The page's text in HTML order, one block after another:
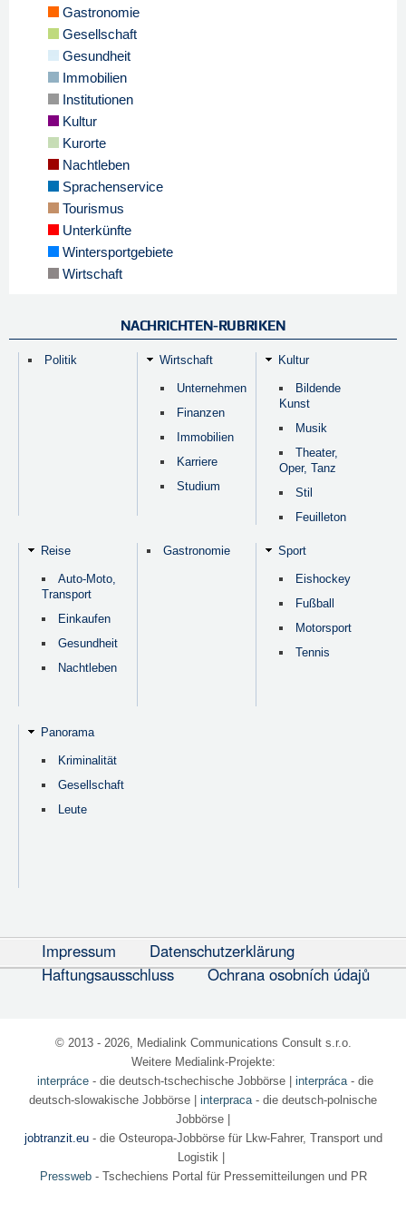
Gastronomie
Gesellschaft
Gesundheit
Immobilien
Institutionen
Kultur
Kurorte
Nachtleben
Sprachenservice
Tourismus
Unterkünfte
Wintersportgebiete
Wirtschaft
NACHRICHTEN-RUBRIKEN
Politik Wirtschaft
Unternehmen
Finanzen
Immobilien
Karriere
Studium
Kultur
Bildende
Kunst
Musik
Theater,
Oper, Tanz
Stil
Feuilleton
Reise
Auto-Moto,
Transport
Einkaufen
Gesundheit
Nachtleben
Gastronomie Sport
Eishockey
Fußball
Motorsport
Tennis
Panorama
Kriminalität
Gesellschaft
Leute
Impressum
Datenschutzerklärung
Haftungsausschluss
Ochrana osobních údajů
© 2013 - 2026, Medialink Communications Consult s.r.o.
Weitere Medialink-Projekte:
interpráce- die deutsch-tschechische Jobbörse| interpráca- die
deutsch-slowakische Jobbörse | interpraca- die deutsch-polnische
Jobbörse |
jobtranzit.eu- die Osteuropa-Jobbörse für Lkw-Fahrer, Transport und
Logistik |
Pressweb- Tschechiens Portal für Pressemitteilungen und PR